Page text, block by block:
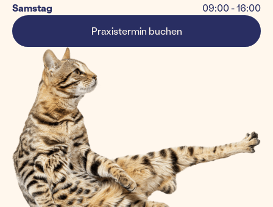
Samstag
09:00 - 16:00
Praxistermin buchen